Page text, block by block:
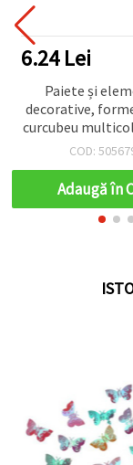
6.24 Lei
Paiete și
decorative,
curcubeu
x 3–15 mm,
COD:
Adaugă în